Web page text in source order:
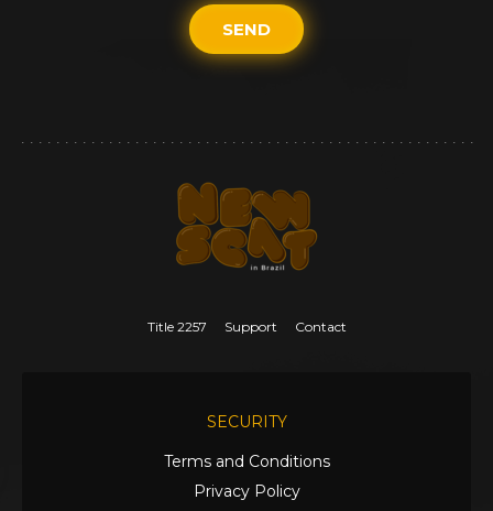
SEND
Title 2257 Support Contact
SECURITY
Terms and Conditions
Privacy Policy